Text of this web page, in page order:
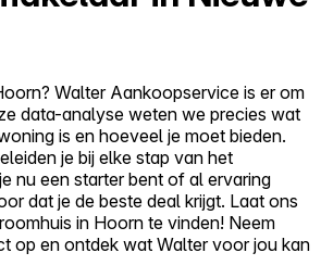
Walter Aankoopservice is er om
data-analyse weten we precies wat
is en hoeveel je moet bieden.
je bij elke stap van het
nu een starter bent of al ervaring
dat je de beste deal krijgt. Laat ons
in Hoorn te vinden! Neem
op en ontdek wat Walter voor jou kan